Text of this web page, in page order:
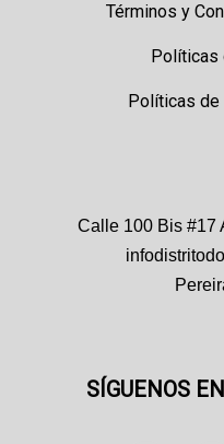
Términos y
Políticas
Políticas de
Calle 100 Bis #17
SÍGUENOS